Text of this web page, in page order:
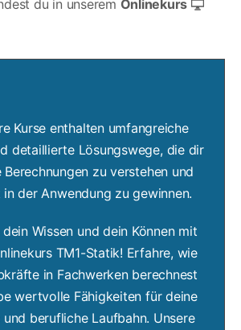
du in unserem Onlinekurs
Kurse enthalten umfangreiche
detaillierte Lösungswege, die dir
Berechnungen zu verstehen und
in der Anwendung zu gewinnen.
dein Wissen und dein Können mit
TM1-Statik! Erfahre, wie
in Fachwerken berechnest
wertvolle Fähigkeiten für deine
und berufliche Laufbahn. Unsere